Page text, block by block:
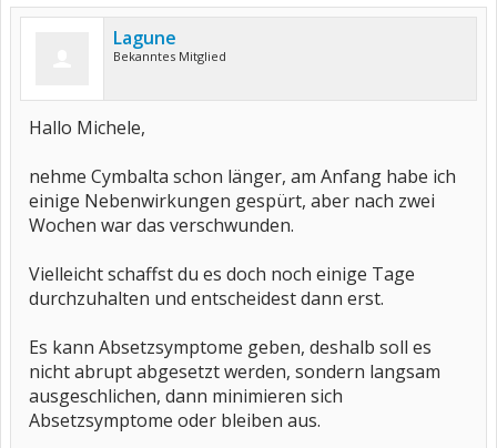
Lagune
Bekanntes Mitglied
Hallo Michele,
nehme Cymbalta schon länger, am Anfang habe ich
einige Nebenwirkungen gespürt, aber nach zwei
Wochen war das verschwunden.
Vielleicht schaffst du es doch noch einige Tage
durchzuhalten und entscheidest dann erst.
Es kann Absetzsymptome geben, deshalb soll es
nicht abrupt abgesetzt werden, sondern langsam
ausgeschlichen, dann minimieren sich
Absetzsymptome oder bleiben aus.